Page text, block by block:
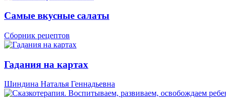
Самые вкусные салаты
Сборник рецептов
Гадания на картах
Шиндина Наталья Геннадьевна